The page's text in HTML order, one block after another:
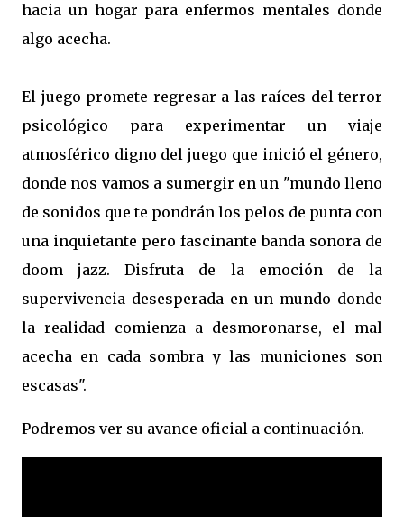
hacia un hogar para enfermos mentales donde
algo acecha.
El juego promete regresar a las raíces del terror
psicológico para experimentar un viaje
atmosférico digno del juego que inició el género,
donde nos vamos a sumergir en un "mundo lleno
de sonidos que te pondrán los pelos de punta con
una inquietante pero fascinante banda sonora de
doom jazz. Disfruta de la emoción de la
supervivencia desesperada en un mundo donde
la realidad comienza a desmoronarse, el mal
acecha en cada sombra y las municiones son
escasas".
Podremos ver su avance oficial a continuación.